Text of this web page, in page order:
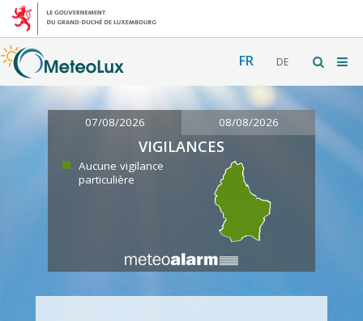
FR DE
07/08/2026 08/08/2026
VIGILANCES
Aucune vigilance
particulière